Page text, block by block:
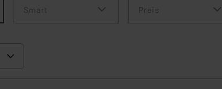
Smart Preis